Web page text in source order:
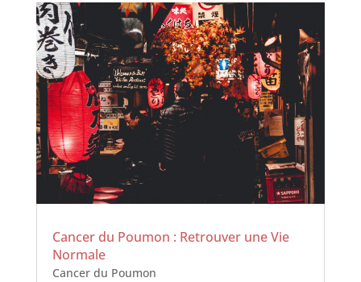
Cancer du Poumon : Retrouver une Vie
Normale
Cancer du Poumon